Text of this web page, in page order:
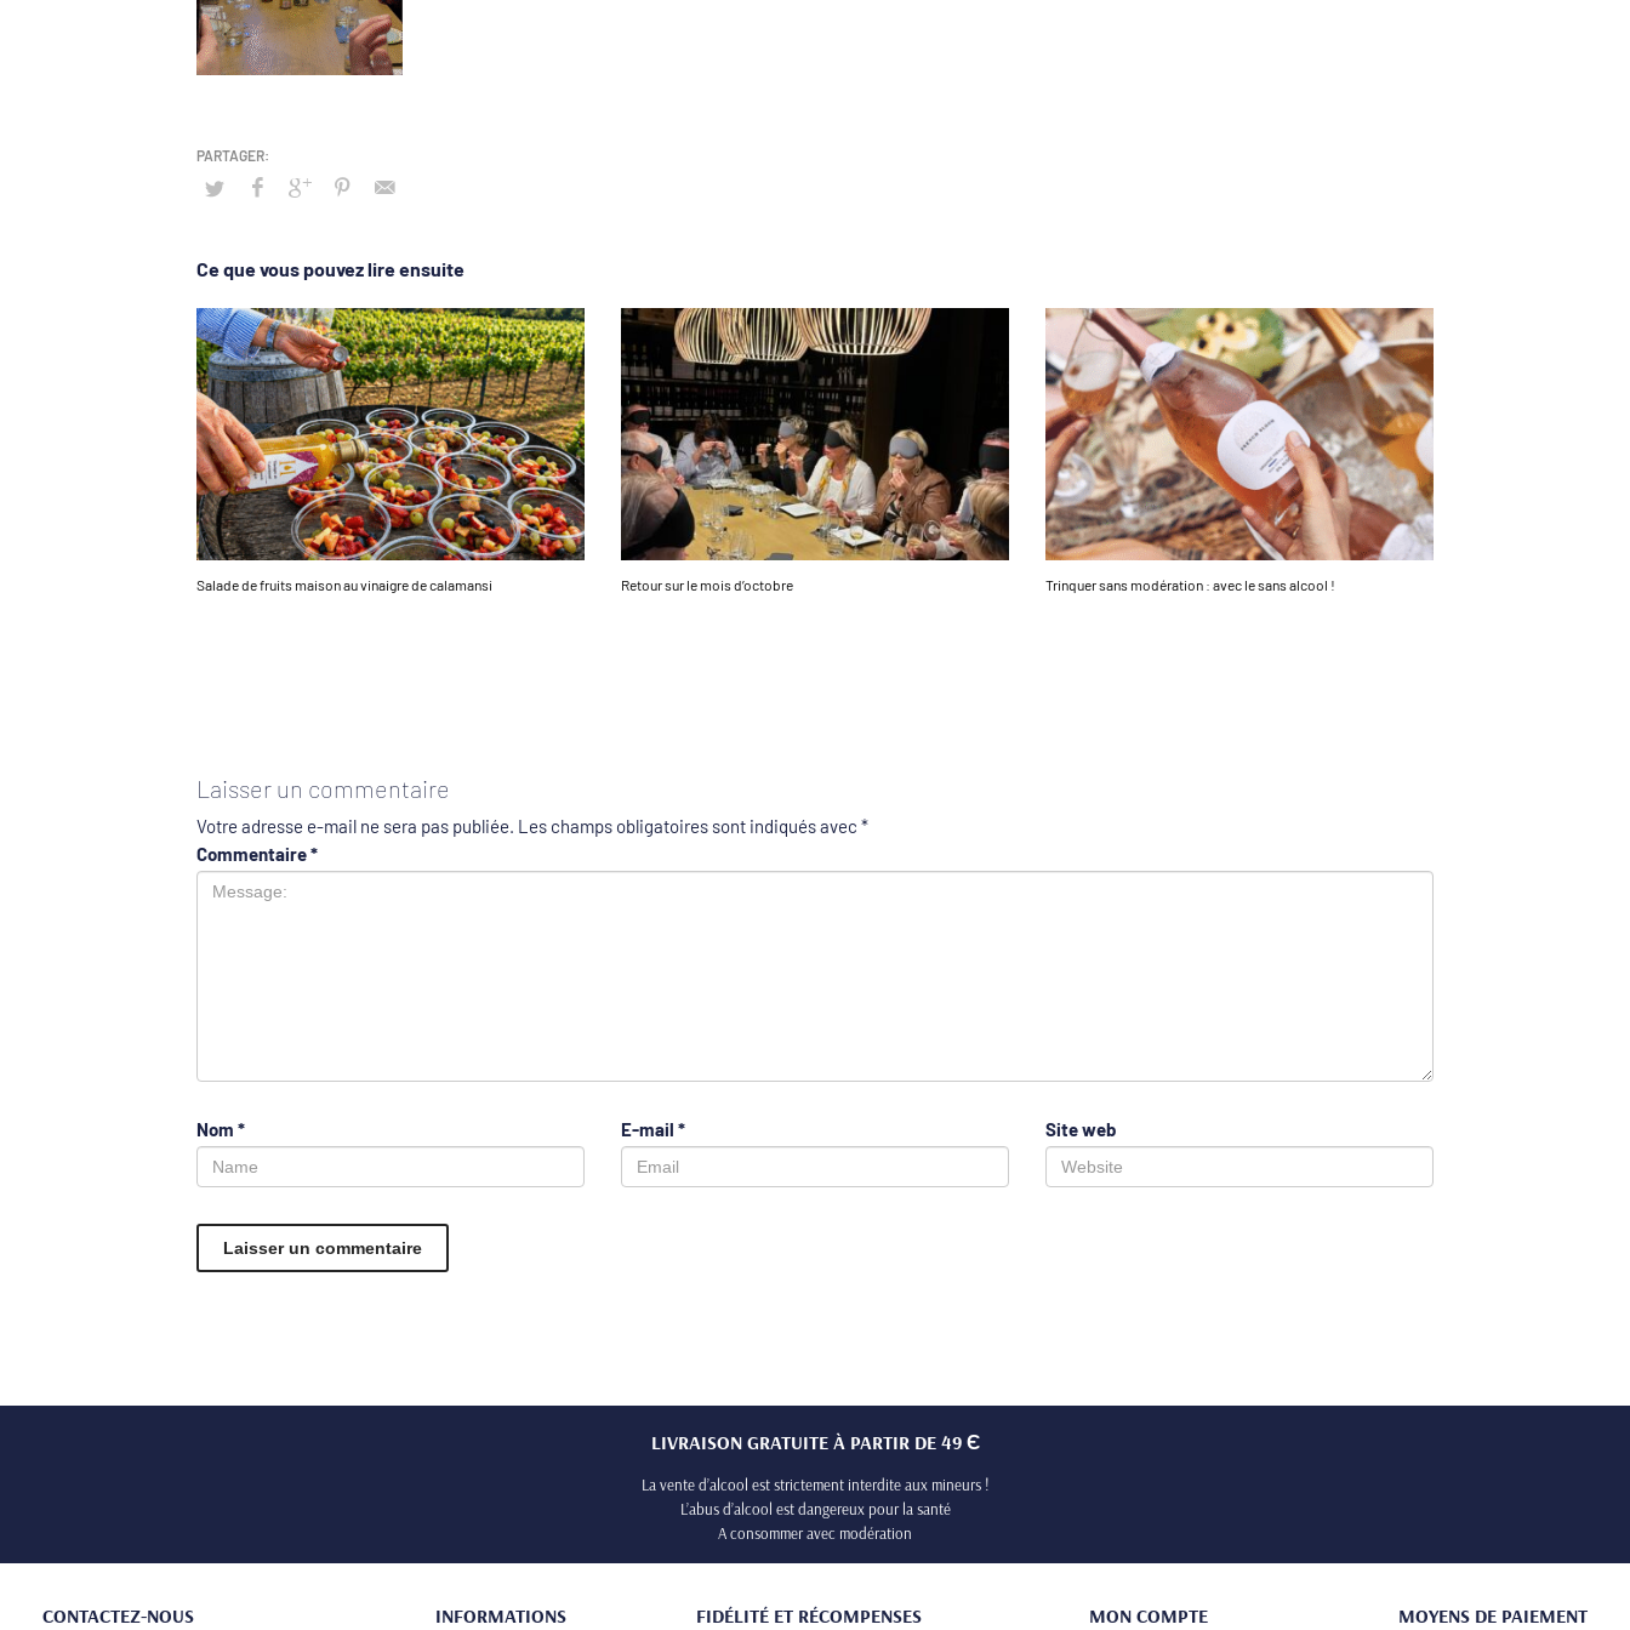
Ce que vous pouvez lire ensuite
Salade de fruits maison au vinaigre de calamansi Retour sur le mois d’octobre Trinquer sans modération : avec le sans alcool !
Laisser un commentaire
Votre adresse e-mail ne sera pas publiée. Les champs obligatoires sont indiqués avec *
Commentaire*
Nom * E-mail * Site web
LIVRAISON GRATUITE À PARTIR DE 49 Є
La vente d’alcool est strictement interdite aux mineurs !
L’abus d’alcool est dangereux pour la santé
A consommer avec modération
CONTACTEZ-NOUS INFORMATIONS FIDÉLITÉ ET RÉCOMPENSES MON COMPTE MOYENS DE PAIEMENT